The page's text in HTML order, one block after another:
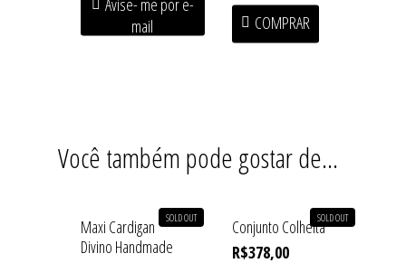
mail
COMPRAR
Você também pode gostar de…
Maxi Cardigan
Divino Handmade
SOLD OUT
Conjunto Colheita
R$378,00
SOLD OUT
Home
Shop
Baby Line
Blusas
Coleções
Armazém
Contato